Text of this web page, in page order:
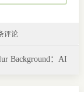
评论
Background：AI